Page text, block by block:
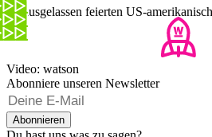
So ausgelassen feierten US-
Video: watson
Abonniere unseren Newsletter
Abonnieren